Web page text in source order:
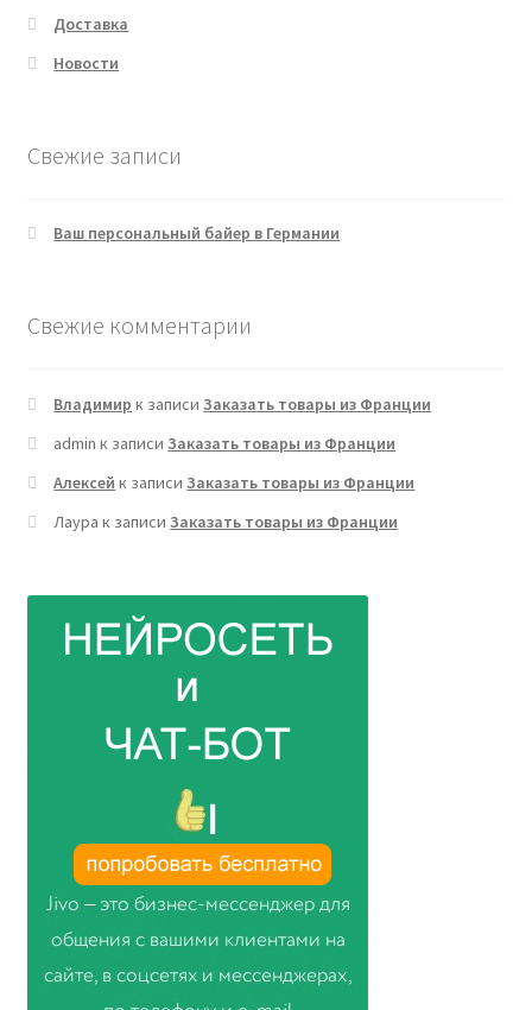
Доставка
Новости
Свежие записи
Ваш персональный байер в Германии
Свежие комментарии
Владимир к записиЗаказать товары из Франции
admin к записиЗаказать товары из Франции
Алексей к записиЗаказать товары из Франции
Лаура к записиЗаказать товары из Франции